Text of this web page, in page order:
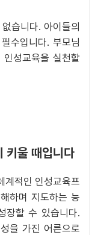
습니다. 아이들의
수입니다. 부모님
성교육을 실천할
키울 때입니다
계적인 인성교육프
하며 지도하는 능
장할 수 있습니다.
을 가진 어른으로